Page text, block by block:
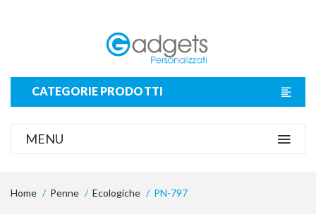
CATEGORIE PRODOTTI
MENU
Home Penne Ecologiche PN-797